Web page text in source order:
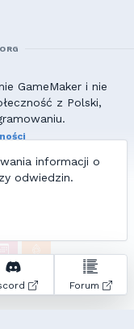
informacji o
odwiedzin.
Forum
GameMaker i nie
z Polski,
bez zgody